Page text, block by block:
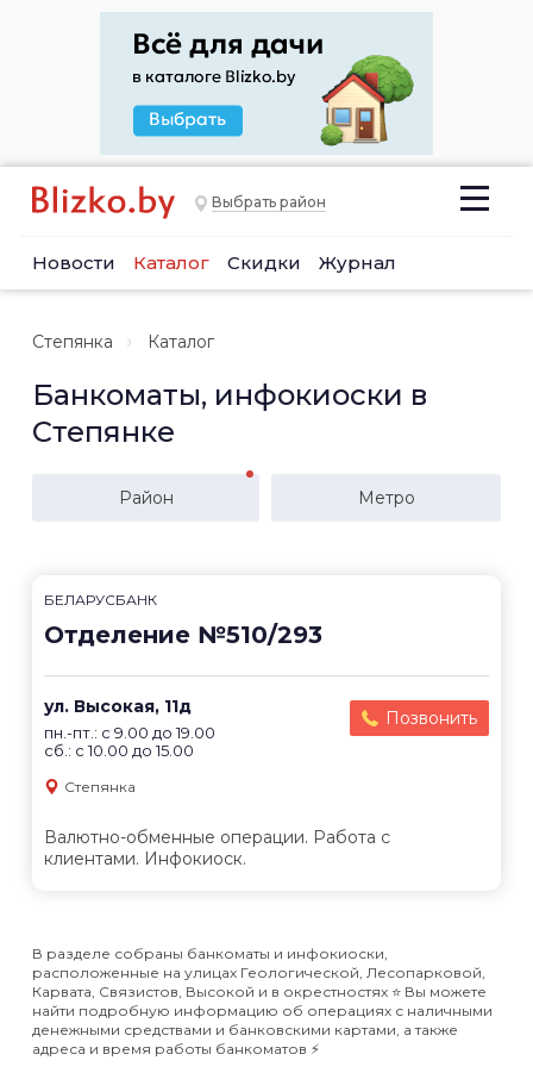
Выбрать район
Новости Каталог Скидки Журнал
Степянка Каталог
Банкоматы, инфокиоски в
Степянке
Район Метро
БЕЛАРУСБАНК
Отделение №510/293
ул. Высокая, 11д
пн.-пт.: с 9.00 до 19.00
сб.: с 10.00 до 15.00
Позвонить
Степянка
Валютно-обменные операции. Работа с
клиентами. Инфокиоск.
В разделе собраны банкоматы и инфокиоски,
расположенные на улицах Геологической, Лесопарковой,
Карвата, Связистов, Высокой и в окрестностях ⭐️ Вы можете
найти подробную информацию об операциях с наличными
денежными средствами и банковскими картами, а также
адреса и время работы банкоматов ⚡️